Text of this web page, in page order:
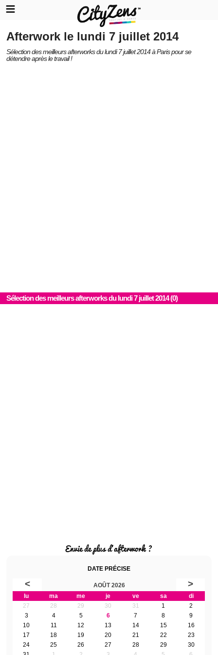
Afterwork le lundi 7 juillet 2014
Sélection des meilleurs afterworks du lundi 7 juillet 2014 à Paris pour se
détendre après le travail !
Sélection des meilleurs afterworks du lundi 7 juillet 2014 (0)
Envie de plus d'afterwork ?
DATE PRÉCISE
< AOÛT 2026 >
lu ma me je ve sa
di
27
28 29 30 31 1
2
3
4 5 6 7 8
9
10
11 12 13 14 15
16
17
18 19 20 21 22
23
24
25 26 27 28 29
30